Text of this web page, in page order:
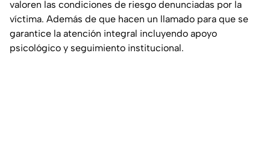
valoren las condiciones de riesgo denunciadas por la
víctima. Además de que hacen un llamado para que se
garantice la atención integral incluyendo apoyo
psicológico y seguimiento institucional.